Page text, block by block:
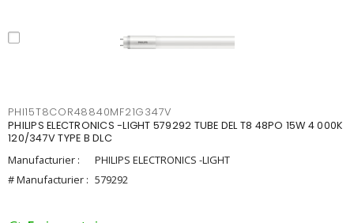
PHI15T8COR48840MF21G347V
PHILIPS ELECTRONICS -LIGHT 579292 TUBE DEL T8 48PO 15W 4 000K
120/347V TYPE B DLC
Manufacturier :
PHILIPS ELECTRONICS -LIGHT
# Manufacturier : 579292